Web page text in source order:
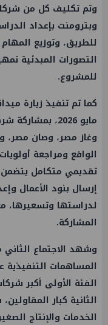
وتم تكليف كل من
وبترومنت بإعداد
للطريق، وتوزيع
التصورات المبدئية
للمشروع.
مايو 2026،
وغاز مصر، وصان مصر،
الواقع ومراجعة
تقديمي متكامل يتضمن
إرسال بنود الأعمال
لدراستها
المشاركة.
وشهد الاجتماع الثاني
المساهمات
الفئة الأولى أكبر
الثانية كبار